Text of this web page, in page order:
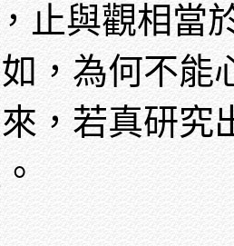
止與觀相當
，為何不能
，若真研究